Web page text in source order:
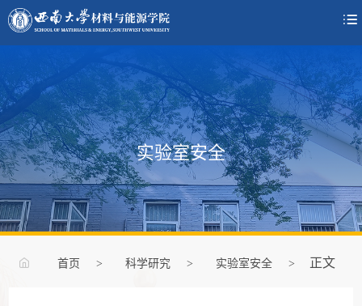

实验室安全
首页 > 科学研究 > 实验室安全 > 正文